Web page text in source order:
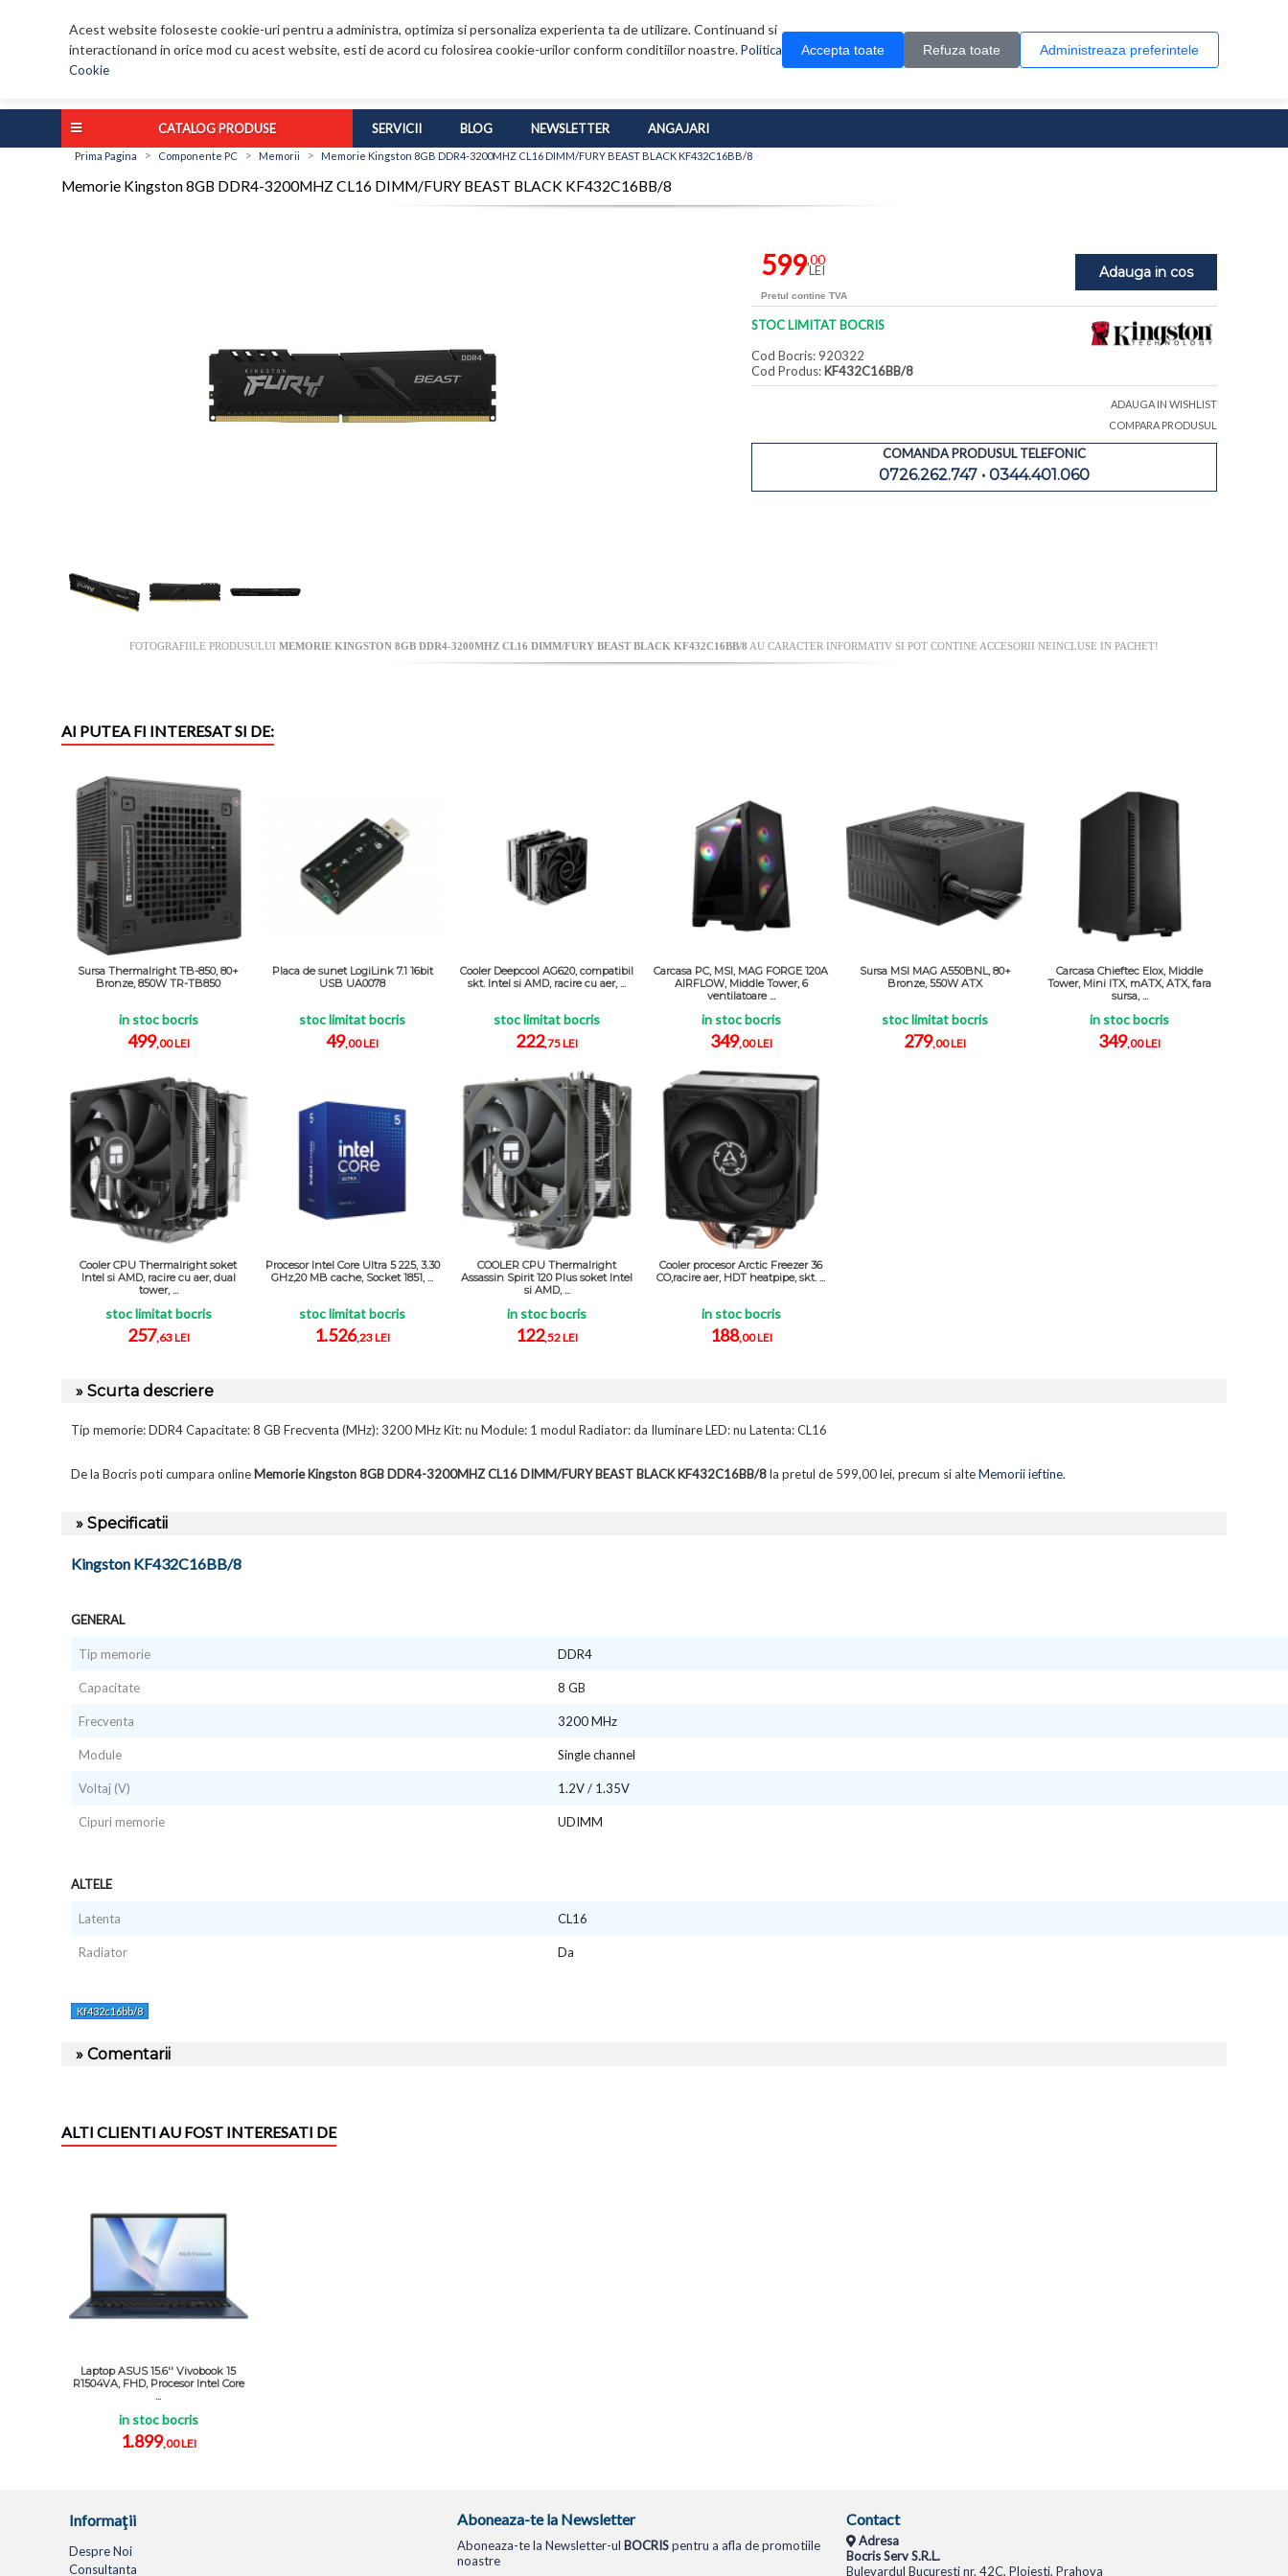
Acest website foloseste cookie-uri pentru a administra, optimiza si personaliza experienta ta de utilizare. Continuand si
interactionand in orice mod cu acest website, esti de acord cu folosirea cookie-urilor conform conditiilor noastre.Politica
Cookie
Accepta toate Refuza toate Administreaza preferintele
0 produs(e)
CATALOG PRODUSE SERVICII BLOG NEWSLETTER ANGAJARI
Prima Pagina > Componente PC > Memorii > Memorie Kingston 8GB DDR4-3200MHZ CL16 DIMM/FURY BEAST BLACK KF432C16BB/8
Memorie Kingston 8GB DDR4-3200MHZ CL16 DIMM/FURY BEAST BLACK KF432C16BB/8
Adauga in cos
599,00
LEI
Pretul contine TVA
STOC LIMITAT BOCRIS
Cod Bocris: 920322
Cod Produs: KF432C16BB/8
ADAUGA IN WISHLIST
COMPARA PRODUSUL
COMANDA PRODUSUL TELEFONIC
0726.262.747 • 0344.401.060
FOTOGRAFIILE PRODUSULUI MEMORIE KINGSTON 8GB DDR4-3200MHZ CL16 DIMM/FURY BEAST BLACK KF432C16BB/8 AU CARACTER INFORMATIV SI POT CONTINE ACCESORII NEINCLUSE IN PACHET!
AI PUTEA FI INTERESAT SI DE:
Sursa Thermalright TB-850, 80+
Bronze, 850W TR-TB850
in stoc bocris
499,00 LEI
Placa de sunet LogiLink 7.1 16bit
USB UA0078
stoc limitat bocris
49,00 LEI
Cooler Deepcool AG620, compatibil
skt. Intel si AMD, racire cu aer, ...
stoc limitat bocris
222,75 LEI
Carcasa PC, MSI, MAG FORGE 120A
AIRFLOW, Middle Tower, 6
ventilatoare ...
in stoc bocris
349,00 LEI
Sursa MSI MAG A550BNL, 80+
Bronze, 550W ATX
stoc limitat bocris
279,00 LEI
Carcasa Chieftec Elox, Middle
Tower, Mini ITX, mATX, ATX, fara
sursa, ...
in stoc bocris
349,00 LEI
Cooler CPU Thermalright soket
Intel si AMD, racire cu aer, dual
tower, ...
stoc limitat bocris
257,63 LEI
Procesor Intel Core Ultra 5 225, 3.30
GHz,20 MB cache, Socket 1851, ...
stoc limitat bocris
1.526,23 LEI
COOLER CPU Thermalright
Assassin Spirit 120 Plus soket Intel
si AMD, ...
in stoc bocris
122,52 LEI
Cooler procesor Arctic Freezer 36
CO,racire aer, HDT heatpipe, skt. ...
in stoc bocris
188,00 LEI
» Scurta descriere
Tip memorie: DDR4 Capacitate: 8 GB Frecventa (MHz): 3200 MHz Kit: nu Module: 1 modul Radiator: da Iluminare LED: nu Latenta: CL16
De la Bocris poti cumpara online Memorie Kingston 8GB DDR4-3200MHZ CL16 DIMM/FURY BEAST BLACK KF432C16BB/8la pretul de 599,00 lei, precum si alteMemorii ieftine.
» Specificatii
Kingston KF432C16BB/8
GENERAL
Tip memorie DDR4
Capacitate 8 GB
Frecventa 3200 MHz
Module Single channel
Voltaj (V) 1.2V / 1.35V
Cipuri memorie UDIMM
ALTELE
Latenta CL16
Radiator Da
Kf432c16bb/8
» Comentarii
ALTI CLIENTI AU FOST INTERESATI DE
Laptop ASUS 15.6'' Vivobook 15
R1504VA, FHD, Procesor Intel Core
...
in stoc bocris
1.899,00 LEI
Informaţii
Despre Noi
Consultanta
Aboneaza-te la Newsletter
Aboneaza-te la Newsletter-ul BOCRISpentru a afla de promotiile
noastre
Contact
Adresa
Bocris Serv S.R.L.
Bulevardul Bucuresti nr. 42C, Ploiesti, Prahova